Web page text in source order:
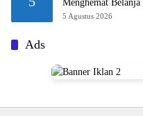
Menghemat Belanja
5 Agustus 2026
Ads